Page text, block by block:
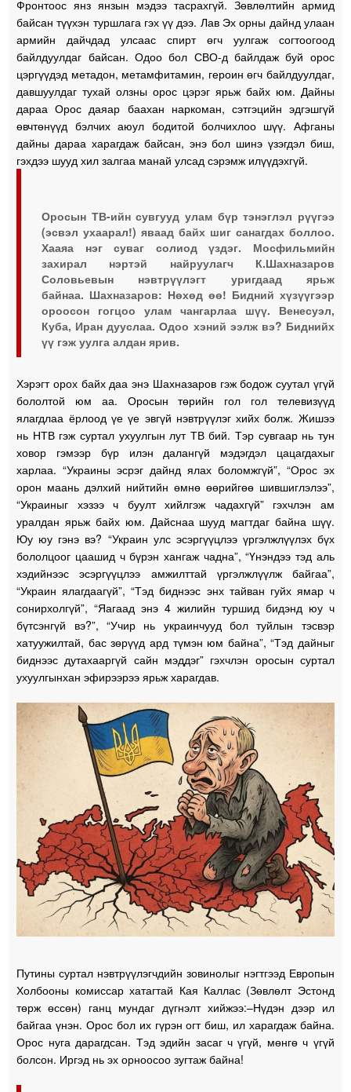
Фронтоос янз янзын мэдээ тасрахгүй. Зөвлөлтийн армид
байсан түүхэн туршлага гэх үү дээ. Лав Эх орны дайнд улаан
армийн дайчдад улсаас спирт өгч уулгаж согтоогоод
байлдуулдаг байсан. Одоо бол СВО-д байлдаж буй орос
цэргүүдэд метадон, метамфитамин, героин өгч байлдуулдаг,
давшуулдаг тухай олзны орос цэрэг ярьж байх юм. Дайны
дараа Орос даяар баахан наркоман, сэтгэцийн эдгэшгүй
өвчтөнүүд бэлчих аюул бодитой болчихлоо шүү. Афганы
дайны дараа харагдаж байсан, энэ бол шинэ үзэгдэл биш,
гэхдээ шууд хил залгаа манай улсад сэрэмж илүүдэхгүй.
Оросын ТВ-ийн сувгууд улам бүр тэнэглэл рүүгээ
(эсвэл ухаарал!) яваад байх шиг санагдах боллоо.
Хааяа нэг суваг солиод үздэг. Мосфильмийн
захирал нэртэй найруулагч К.Шахназаров
Соловьевын нэвтрүүлэгт уригдаад ярьж
байнаа. Шахназаров: Нөхөд өө! Бидний хүзүүгээр
ороосон гогцоо улам чангарлаа шүү. Венесуэл,
Куба, Иран дууслаа. Одоо хэний ээлж вэ? Биднийх
үү гэж уулга алдан ярив.
Хэрэгт орох байх даа энэ Шахназаров гэж бодож суутал үгүй
бололтой юм аа. Оросын төрийн гол гол телевизүүд
ялагдлаа ёрлоод үе үе эвгүй нэвтрүүлэг хийх болж. Жишээ
нь НТВ гэж суртал ухуулгын лут ТВ бий. Тэр сувгаар нь тун
ховор гэмээр бүр илэн далангүй мэдэгдэл цацагдахыг
харлаа. “Украины эсрэг дайнд ялах боломжгүй”, “Орос эх
орон маань дэлхий нийтийн өмнө өөрийгөө шившиглэлээ”,
“Украиныг хэзээ ч буулт хийлгэж чадахгүй” гэхчлэн ам
уралдан ярьж байх юм. Дайснаа шууд магтдаг байна шүү.
Юу юу гэнэ вэ? “Украин улс эсэргүүцлээ үргэлжлүүлэх бүх
бололцоог цаашид ч бүрэн хангаж чадна”, “Үнэндээ тэд аль
хэдийнээс эсэргүүцлээ амжилттай үргэлжлүүлж байгаа”,
“Украин ялагдаагүй”, “Тэд биднээс энх тайван гуйх ямар ч
сонирхолгүй”, “Яагаад энэ 4 жилийн туршид бидэнд юу ч
бүтсэнгүй вэ?”, “Учир нь украинчууд бол туйлын тэсвэр
хатуужилтай, бас зөрүүд ард түмэн юм байна”, “Тэд дайныг
биднээс дутахааргүй сайн мэддэг” гэхчлэн оросын суртал
ухуулгынхан эфирээрээ ярьж харагдав.
Путины суртал нэвтрүүлэгчдийн зовинолыг нэгтгээд Европын
Холбооны комиссар хатагтай Кая Каллас (Зөвлөлт Эстонд
төрж өссөн) ганц мундаг дүгнэлт хийжээ:–Нүдэн дээр ил
байгаа үнэн. Орос бол их гүрэн огт биш, ил харагдаж байна.
Орос нуга дарагдсан. Тэд эдийн засаг ч үгүй, мөнгө ч үгүй
болсон. Иргэд нь эх орноосоо зугтаж байна!